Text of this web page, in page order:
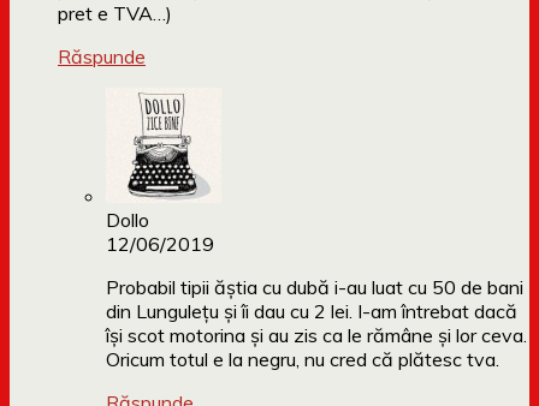
pret e TVA…)
Răspunde
Dollo
12/06/2019
Probabil tipii ăștia cu dubă i-au luat cu 50 de bani
din Lungulețu și îi dau cu 2 lei. I-am întrebat dacă
își scot motorina și au zis ca le rămâne și lor ceva.
Oricum totul e la negru, nu cred că plătesc tva.